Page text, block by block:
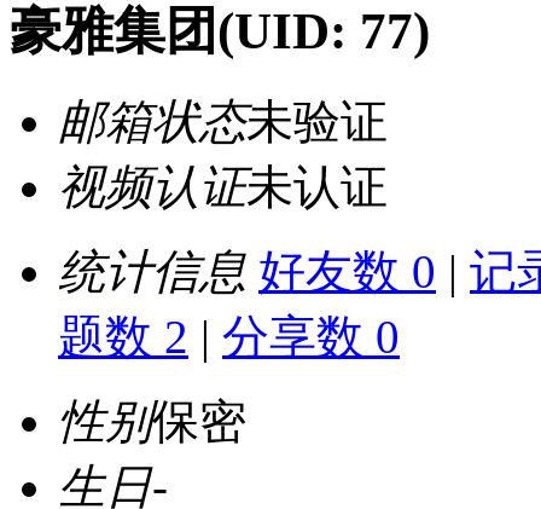
豪雅集团(UID: 77)
邮箱状态未验证
视频认证未认证
统计信息 好友数 0 | 记
题数 2 | 分享数 0
性别保密
生日-